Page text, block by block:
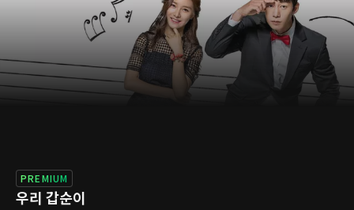
PREMIUM
우리 갑순이